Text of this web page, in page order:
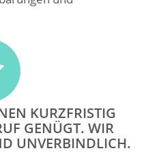
KURZFRISTIG
GENÜGT. WIR
UNVERBINDLICH.